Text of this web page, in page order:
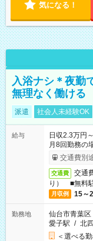
気になる！
入浴ナシ＊夜勤
無理なく働ける
派遣 社会人未経験OK
給与
日収2.3万円
月8回勤務の
交通費別
交通費
交通
り） ■無料
月収例 15～
勤務地
仙台市青葉区
愛子駅 / 北
＜選べる